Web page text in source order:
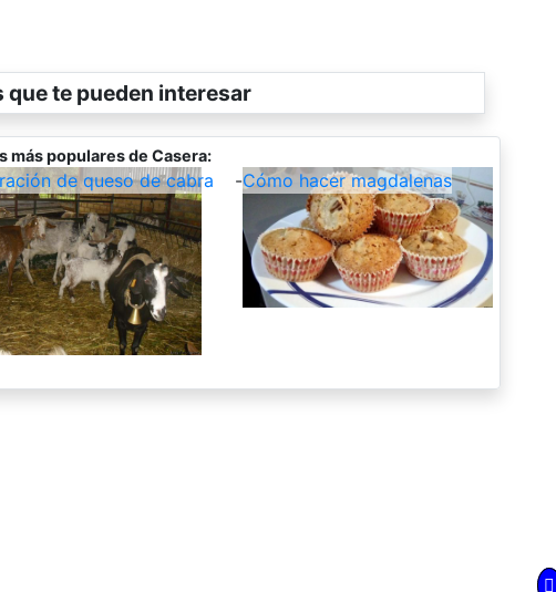
que te pueden interesar
más populares de Casera:
de queso de cabra -Cómo hacer magdalenas